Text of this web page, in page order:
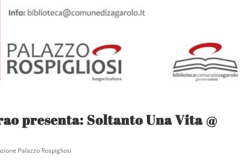
presenta: Soltanto Una Vita @
Palazzo Rospigliosi